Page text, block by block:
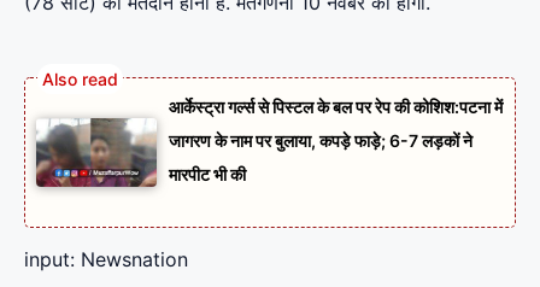
आर्केस्ट्रा गर्ल्स से पिस्टल के बल पर रेप की कोशिश:पटना में
जागरण के नाम पर बुलाया, कपड़े फाड़े; 6-7 लड़कों ने
मारपीट भी की
input: Newsnation